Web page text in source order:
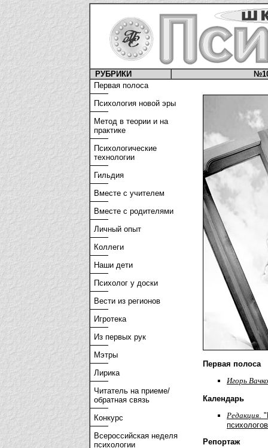
РУБРИКИ
Первая полоса
Психология новой эры
Метод в теории и на
практике
Психологические
технологии
Гильдия
Вместе с учителем
Вместе с родителями
Личный опыт
Коллеги
Наши дети
Психолог у доски
Вести из регионов
Игротека
Из первых рук
Мэтры
Лирика
Читатель на приеме/
обратная связь
Конкурс
Всероссийская неделя
психологии
Первая полоса
Игорь
Календарь
Редакция .
Репортаж